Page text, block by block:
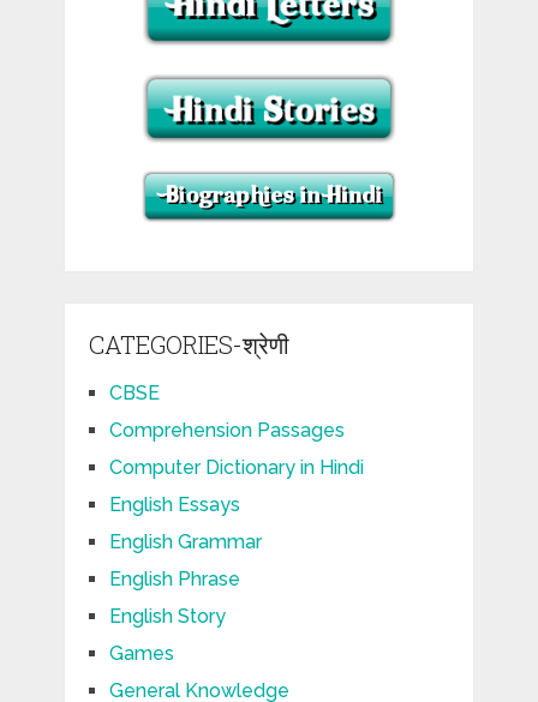
CATEGORIES-श्रेणी
CBSE
Comprehension Passages
Computer Dictionary in Hindi
English Essays
English Grammar
English Phrase
English Story
Games
General Knowledge